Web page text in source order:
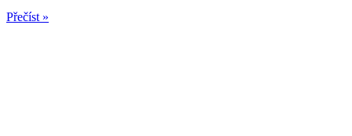
Přečíst »